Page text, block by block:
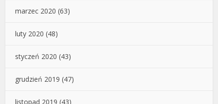
marzec 2020 (63)
luty 2020 (48)
styczeń 2020 (43)
grudzień 2019 (47)
listopad 2019 (43)